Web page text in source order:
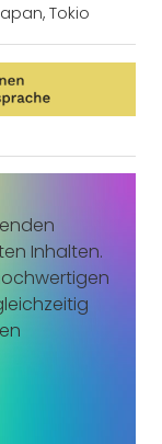
, Tokio
Inhalten.